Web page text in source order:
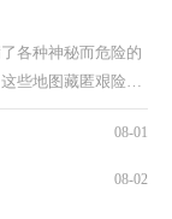
各种神秘而危险的
些地图藏匿艰险，
08-01
08-02